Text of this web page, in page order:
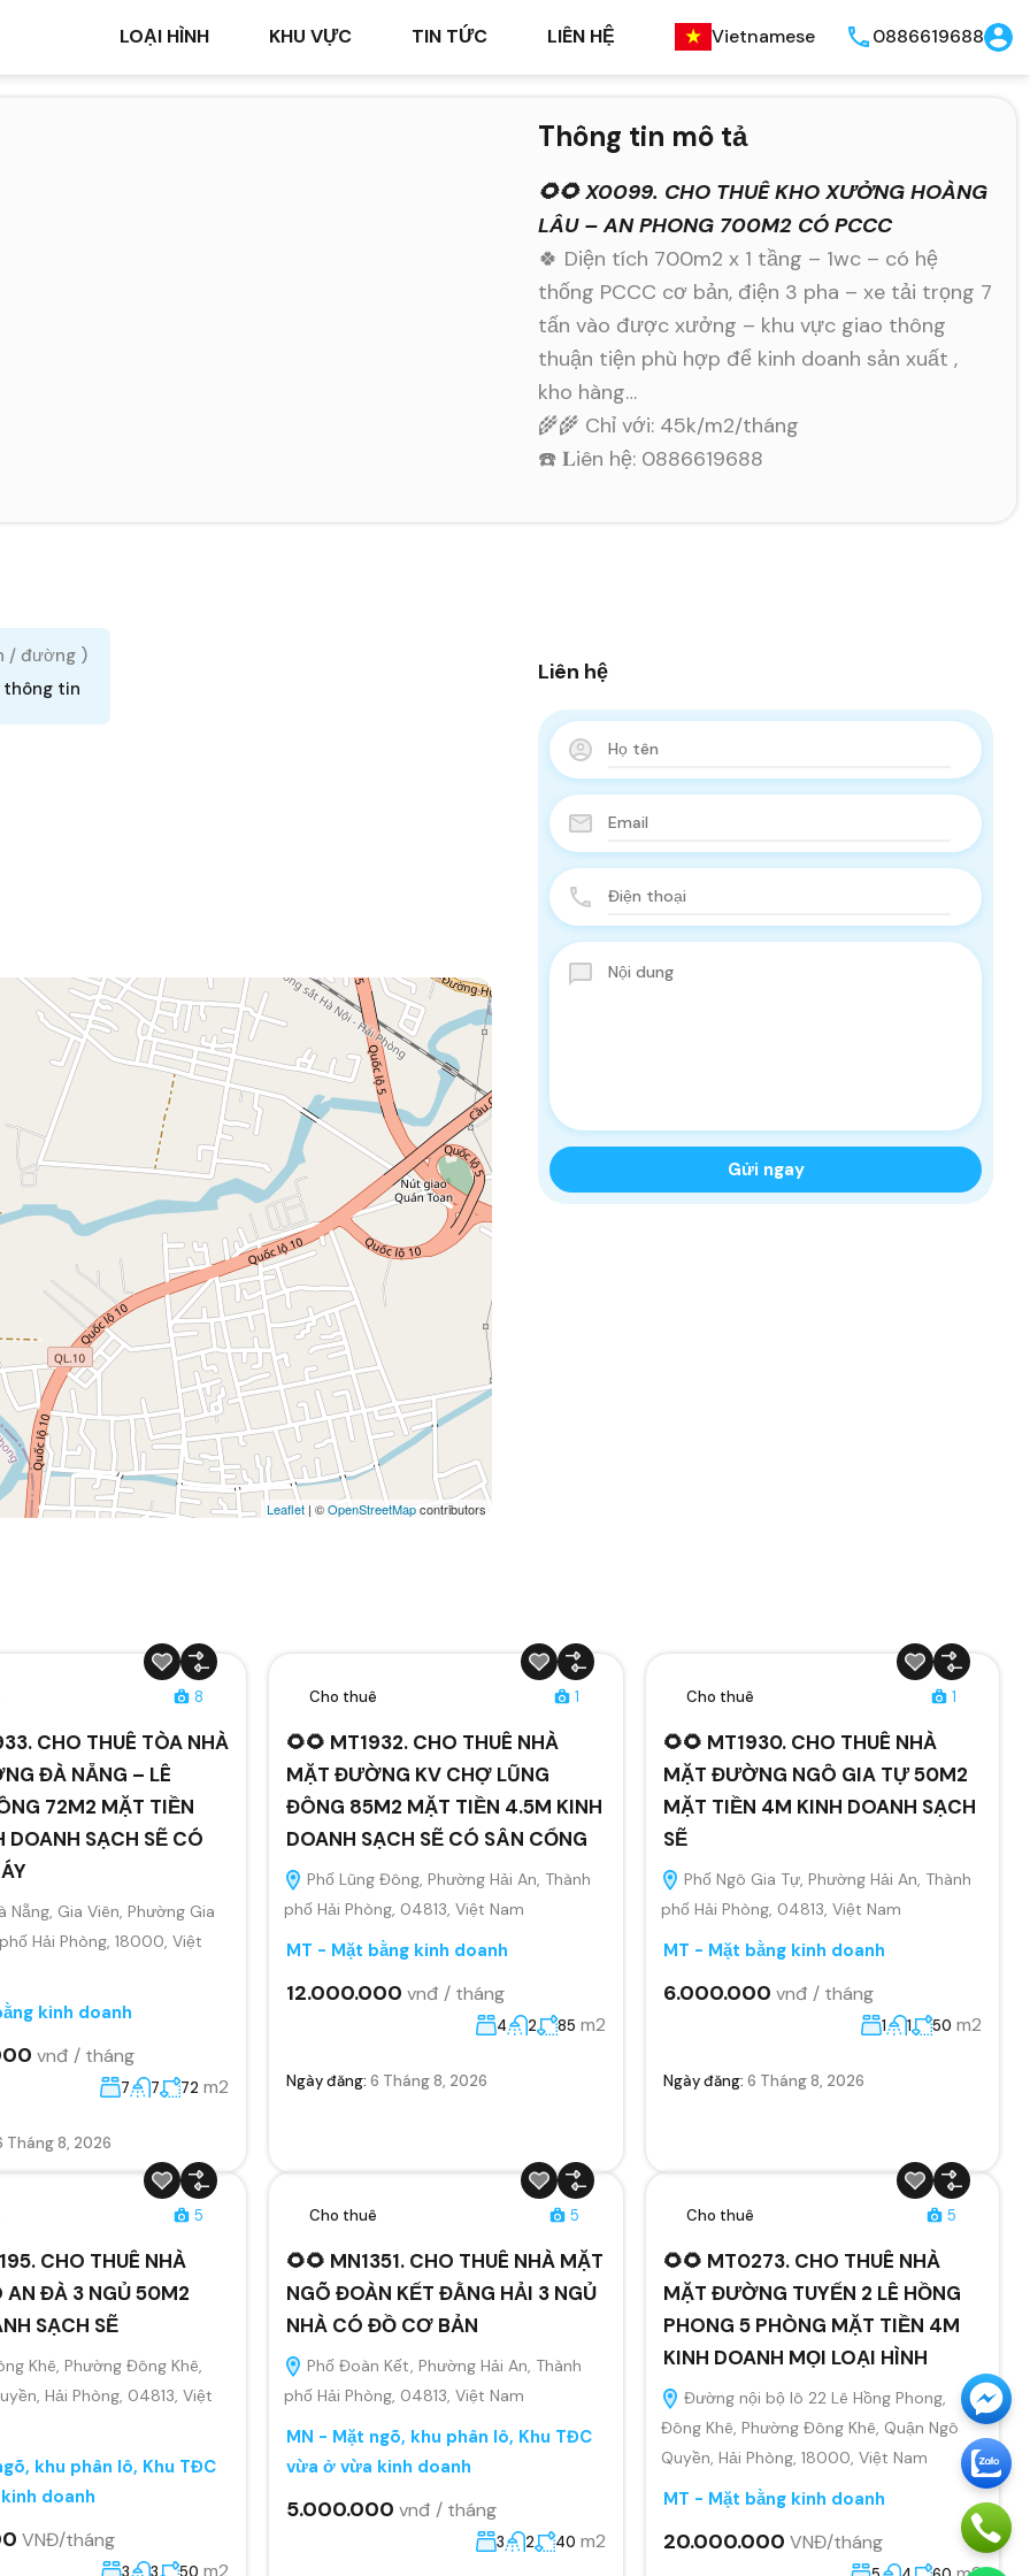
LOẠI HÌNH KHU VỰC TIN TỨC LIÊN HỆ Vietnamese 0886619688
Thông tin mô tả
🌻🌻 X0099. CHO THUÊ KHO XƯỞNG HOÀNG
LÂU – AN PHONG 700M2 CÓ PCCC
🍀 Diện tích 700m2 x 1 tầng – 1wc – có hệ
thống PCCC cơ bản, điện 3 pha – xe tải trọng 7
tấn vào được xưởng – khu vực giao thông
thuận tiện phù hợp để kinh doanh sản xuất ,
kho hàng…
🌾🌾 Chỉ với: 45k/m2/tháng
☎️ 𝐋iên hệ: 0886619688
/ đường )
thông tin
Leaflet | ©OpenStreetMapcontributors
Liên hệ
8
CHO THUÊ TÒA NHÀ
ĐÀ NẴNG – LÊ
72M2 MẶT TIỀN
DOANH SẠCH SẼ CÓ
Gia Viên, Phường Gia
Hải Phòng, 18000, Việt
kinh doanh
vnđ / tháng
7 7 72 m2
Tháng 8, 2026
Cho thuê 1
🌻🌻 MT1932. CHO THUÊ NHÀ
MẶT ĐƯỜNG KV CHỢ LŨNG
ĐÔNG 85M2 MẶT TIỀN 4.5M KINH
DOANH SẠCH SẼ CÓ SÂN CỔNG
Phố Lũng Đông, Phường Hải An, Thành
phố Hải Phòng, 04813, Việt Nam
MT - Mặt bằng kinh doanh
12.000.000 vnđ / tháng
4 2 85 m2
Ngày đăng: 6 Tháng 8, 2026
Cho thuê 1
🌻🌻 MT1930. CHO THUÊ NHÀ
MẶT ĐƯỜNG NGÔ GIA TỰ 50M2
MẶT TIỀN 4M KINH DOANH SẠCH
SẼ
Phố Ngô Gia Tự, Phường Hải An, Thành
phố Hải Phòng, 04813, Việt Nam
MT - Mặt bằng kinh doanh
6.000.000 vnđ / tháng
1 1 50 m2
Ngày đăng: 6 Tháng 8, 2026
5
CHO THUÊ NHÀ
AN ĐÀ 3 NGỦ 50M2
SẠCH SẼ
Khê, Phường Đông Khê,
Hải Phòng, 04813, Việt
khu phân lô, Khu TĐC
doanh
VNĐ/tháng
3 3 50 m2
Cho thuê 5
🌻🌻 MN1351. CHO THUÊ NHÀ MẶT
NGÕ ĐOÀN KẾT ĐẰNG HẢI 3 NGỦ
NHÀ CÓ ĐỒ CƠ BẢN
Phố Đoàn Kết, Phường Hải An, Thành
phố Hải Phòng, 04813, Việt Nam
MN - Mặt ngõ, khu phân lô, Khu TĐC
vừa ở vừa kinh doanh
5.000.000 vnđ / tháng
3 2 40 m2
Cho thuê 5
🌻🌻 MT0273. CHO THUÊ NHÀ
MẶT ĐƯỜNG TUYẾN 2 LÊ HỒNG
PHONG 5 PHÒNG MẶT TIỀN 4M
KINH DOANH MỌI LOẠI HÌNH
Đường nội bộ lô 22 Lê Hồng Phong,
Đông Khê, Phường Đông Khê, Quận Ngô
Quyền, Hải Phòng, 18000, Việt Nam
MT - Mặt bằng kinh doanh
20.000.000 VNĐ/tháng